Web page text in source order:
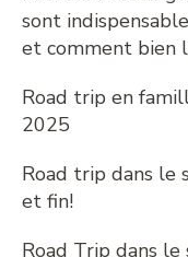
sont
et comment bien
Road trip en
2025
Road trip dans le
et fin!
Road Trip dans